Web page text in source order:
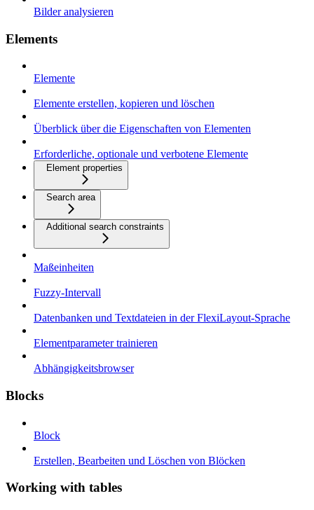
Bilder analysieren
Elements
Elemente
Elemente erstellen, kopieren und löschen
Überblick über die Eigenschaften von Elementen
Erforderliche, optionale und verbotene Elemente
Element properties
Search area
Additional search constraints
Maßeinheiten
Fuzzy-Intervall
Datenbanken und Textdateien in der FlexiLayout-Sprache
Elementparameter trainieren
Abhängigkeitsbrowser
Blocks
Block
Erstellen, Bearbeiten und Löschen von Blöcken
Working with tables